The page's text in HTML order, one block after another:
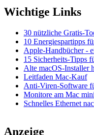
Wichtige Links
30 nützliche Gratis-
10 Energiespartipps
Apple-Handbücher -
15 Sicherheits-Tipps
Alte macOS-Installer
Leitfaden Mac-Kauf
Anti-Viren-Software
Monitore am Mac
Schnelles Ethernet
Anzeige